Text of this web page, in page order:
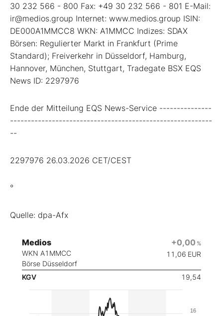
30 232 566 - 800 Fax: +49 30 232 566 - 801 E-Mail:
ir@medios.group Internet: www.medios.group ISIN:
DE000A1MMCC8 WKN: A1MMCC Indizes: SDAX
Börsen: Regulierter Markt in Frankfurt (Prime
Standard); Freiverkehr in Düsseldorf, Hamburg,
Hannover, München, Stuttgart, Tradegate BSX EQS
News ID: 2297976
Ende der Mitteilung EQS News-Service ---------------
----------------------------------------------------------
--
2297976 26.03.2026 CET/CEST
°
Quelle: dpa-Afx
Medios
WKN A1MMCC
Börse Düsseldorf
+0,00 %
11,06 EUR
KGV 19,54
16